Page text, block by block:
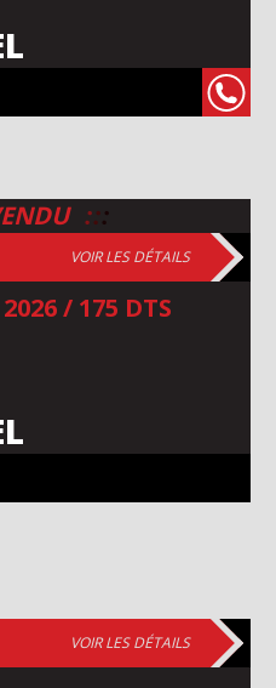
:::
VOIR LES DÉTAILS
/ 175 DTS
VOIR LES DÉTAILS